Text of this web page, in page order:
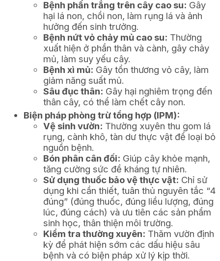
Bệnh phấn trắng trên cây cao su: Gây
hại lá non, chồi non, làm rụng lá và ảnh
hưởng đến sinh trưởng.
Bệnh nứt vỏ chảy mủ cao su: Thường
xuất hiện ở phần thân và cành, gây chảy
mủ, làm suy yếu cây.
Bệnh xì mủ: Gây tổn thương vỏ cây, làm
giảm năng suất mủ.
Sâu đục thân: Gây hại nghiêm trọng đến
thân cây, có thể làm chết cây non.
Biện pháp phòng trừ tổng hợp (IPM):
Vệ sinh vườn: Thường xuyên thu gom lá
rụng, cành khô, tàn dư thực vật để loại bỏ
nguồn bệnh.
Bón phân cân đối: Giúp cây khỏe mạnh,
tăng cường sức đề kháng tự nhiên.
Sử dụng thuốc bảo vệ thực vật: Chỉ sử
dụng khi cần thiết, tuân thủ nguyên tắc “4
đúng” (đúng thuốc, đúng liều lượng, đúng
lúc, đúng cách) và ưu tiên các sản phẩm
sinh học, thân thiện môi trường.
Kiểm tra thường xuyên: Thăm vườn định
kỳ để phát hiện sớm các dấu hiệu sâu
bệnh và có biện pháp xử lý kịp thời.